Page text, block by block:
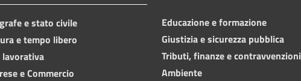
e stato civile
e tempo libero
e Commercio
Educazione e formazione
Giustizia e sicurezza pubblica
Tributi, finanze e contravvenzioni
Ambiente